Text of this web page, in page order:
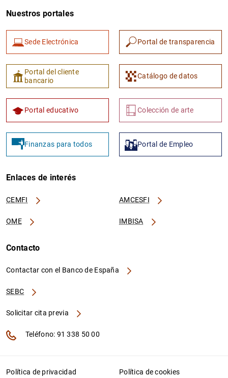
1 2
Nuestros portales
Sede Electrónica Portal de transparencia
Portal del cliente
bancario
Catálogo de datos
Portal educativo Colección de arte
Finanzas para todos Portal de Empleo
Enlaces de interés
CEMFI AMCESFI
OME IMBISA
Contacto
Contactar con el Banco de España
SEBC
Solicitar cita previa
Teléfono: 91 338 50 00
Política de privacidad Política de cookies